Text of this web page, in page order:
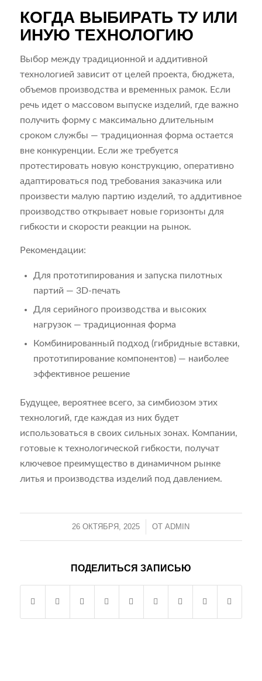
КОГДА ВЫБИРАТЬ ТУ ИЛИ
ИНУЮ ТЕХНОЛОГИЮ
Выбор между традиционной и аддитивной
технологией зависит от целей проекта, бюджета,
объемов производства и временных рамок. Если
речь идет о массовом выпуске изделий, где важно
получить форму с максимально длительным
сроком службы — традиционная форма остается
вне конкуренции. Если же требуется
протестировать новую конструкцию, оперативно
адаптироваться под требования заказчика или
произвести малую партию изделий, то аддитивное
производство открывает новые горизонты для
гибкости и скорости реакции на рынок.
Рекомендации:
Для прототипирования и запуска пилотных
партий — 3D-печать
Для серийного производства и высоких
нагрузок — традиционная форма
Комбинированный подход (гибридные вставки,
прототипирование компонентов) — наиболее
эффективное решение
Будущее, вероятнее всего, за симбиозом этих
технологий, где каждая из них будет
использоваться в своих сильных зонах. Компании,
готовые к технологической гибкости, получат
ключевое преимущество в динамичном рынке
литья и производства изделий под давлением.
26 ОКТЯБРЯ, 2025
/ ОТADMIN
ПОДЕЛИТЬСЯ ЗАПИСЬЮ